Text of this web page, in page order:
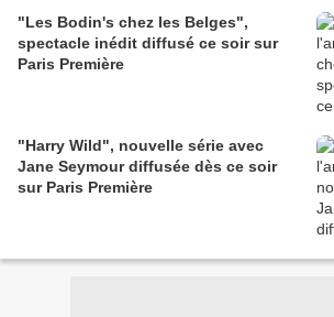
"Les Bodin's chez les Belges",
spectacle inédit diffusé ce soir sur
Paris Première
"Harry Wild", nouvelle série avec
Jane Seymour diffusée dès ce soir
sur Paris Première